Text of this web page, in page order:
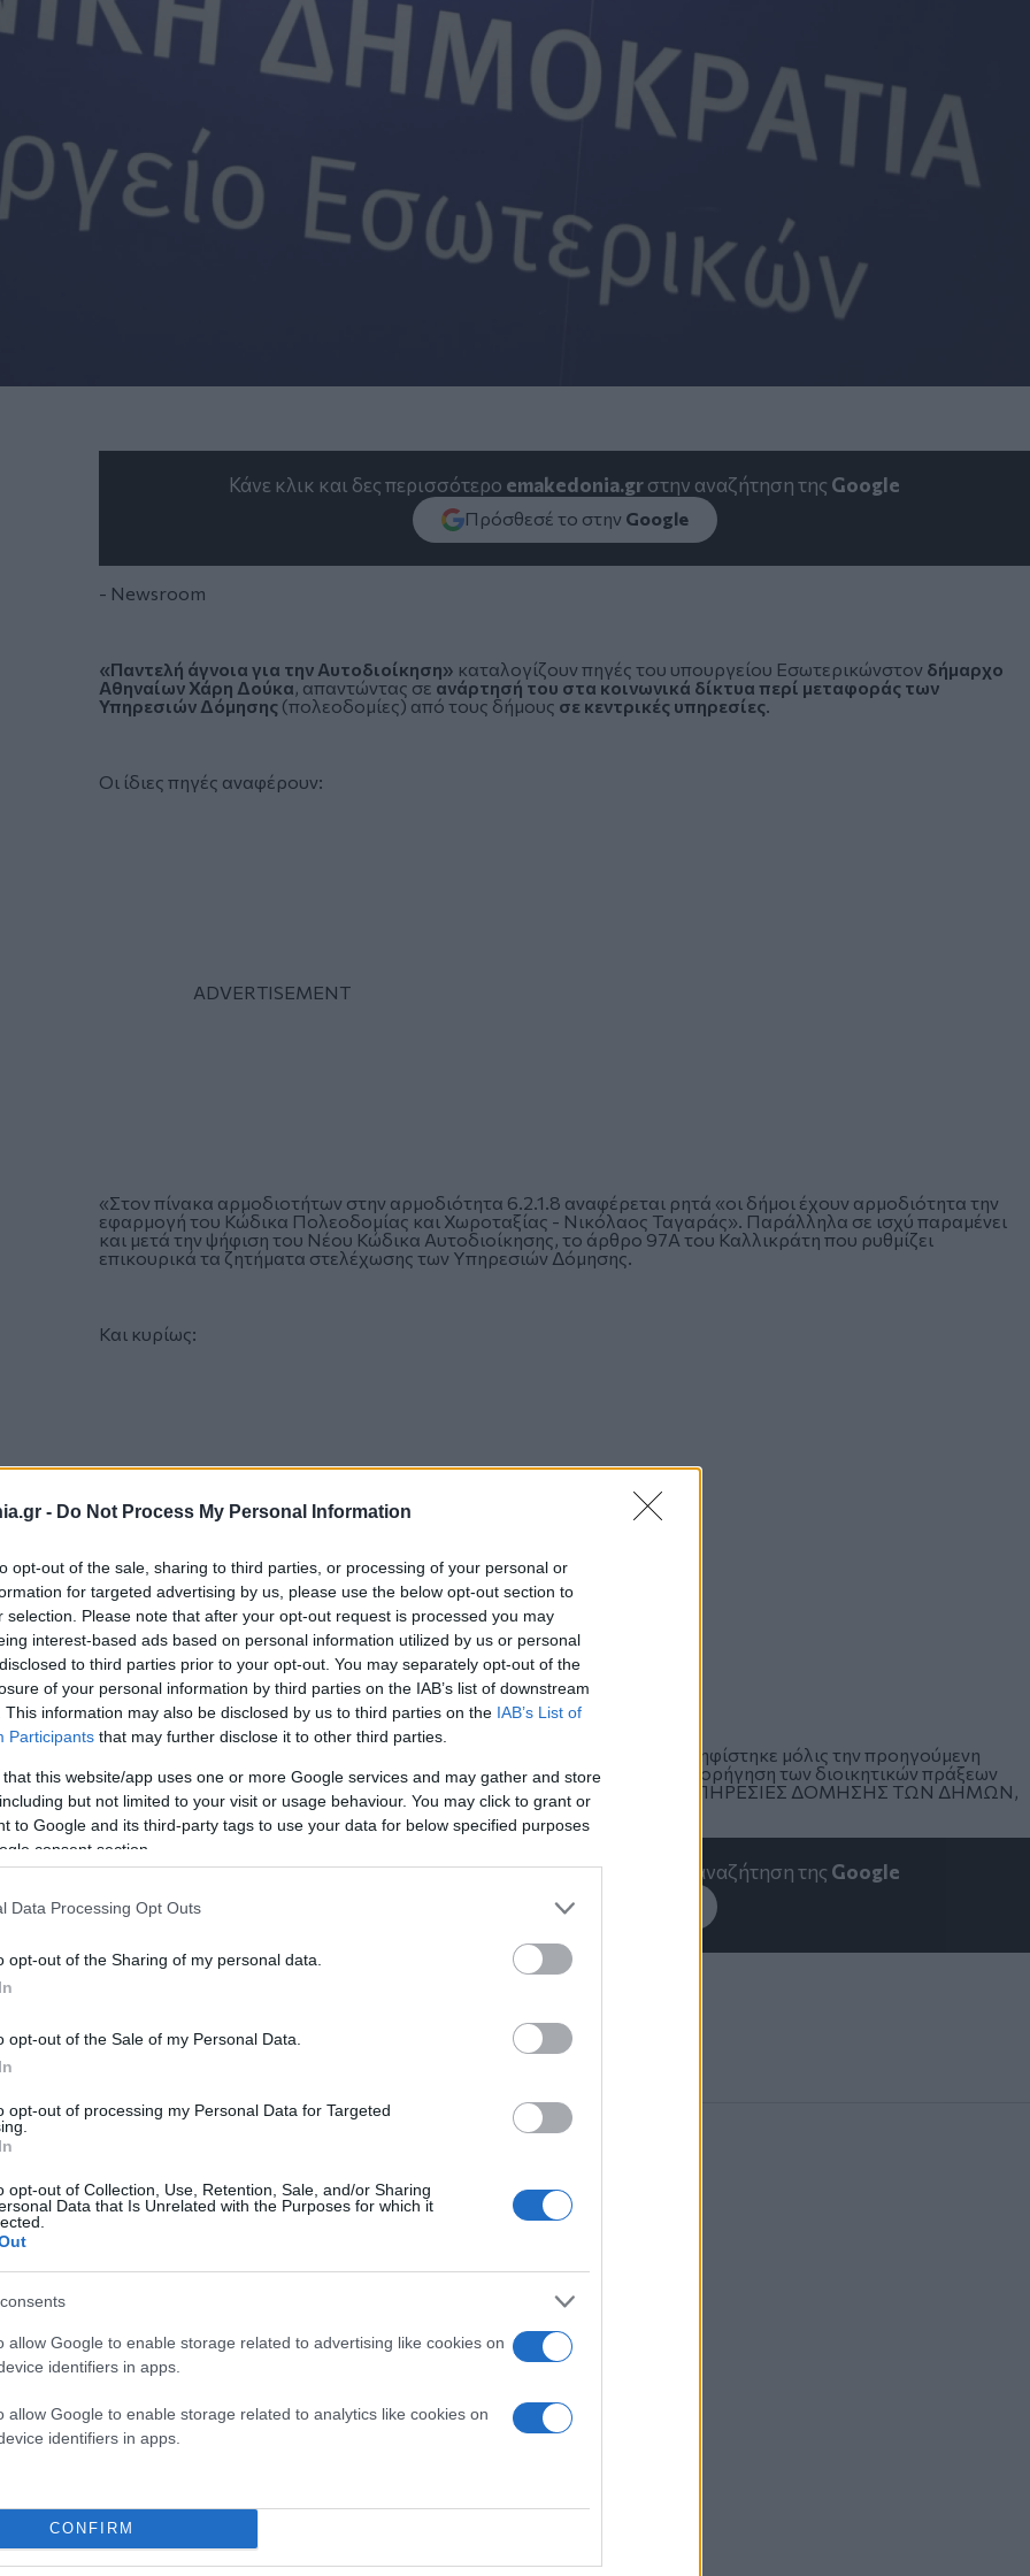
- Do Not Process My Personal Information
opt-out of the sale, sharing to third parties, or processing of your personal or
for targeted advertising by us, please use the below opt-out section to
selection. Please note that after your opt-out request is processed you may
interest-based ads based on personal information utilized by us or personal
to third parties prior to your opt-out. You may separately opt-out of the
of your personal information by third parties on the IAB’s list of downstream
This information may also be disclosed by us to third parties on the IAB’s List of
Participants that may further disclose it to other third parties.
that this website/app uses one or more Google services and may gather and store
but not limited to your visit or usage behaviour. You may click to grant or
to Google and its third-party tags to use your data for below specified purposes
consent section.
Data Processing Opt Outs
opt-out of the Sharing of my personal data.
opt-out of the Sale of my Personal Data.
opt-out of processing my Personal Data for Targeted
opt-out of Collection, Use, Retention, Sale, and/or Sharing
Data that Is Unrelated with the Purposes for which it
allow Google to enable storage related to advertising like cookies on
identifiers in apps.
allow Google to enable storage related to analytics like cookies on
identifiers in apps.
CONFIRM
Κάνε κλικ και δες περισσότερο emakedonia.grστην αναζήτηση της Google
Πρόσθεσέ το στην Google
- Newsroom
«Παντελή άγνοια για την Αυτοδιοίκηση» καταλογίζουν πηγές του υπουργείου Εσωτερικώνστον δήμαρχο
Αθηναίων Χάρη Δούκα , απαντώντας σε ανάρτησή του στα κοινωνικά δίκτυα περί μεταφοράς των
Υπηρεσιών Δόμησης (πολεοδομίες) από τους δήμους σε κεντρικές υπηρεσίες
Οι ίδιες πηγές αναφέρουν:
«Στον πίνακα αρμοδιοτήτων στην αρμοδιότητα 6.2.1.8 αναφέρεται ρητά «οι δήμοι έχουν αρμοδιότητα την
εφαρμογή του Κώδικα Πολεοδομίας και Χωροταξίας - Νικόλαος Ταγαράς». Παράλληλα σε ισχύ παραμένει
και μετά την ψήφιση του Νέου Κώδικα Αυτοδιοίκησης, το άρθρο 97Α του Καλλικράτη που ρυθμίζει
επικουρικά τα ζητήματα στελέχωσης των Υπηρεσιών Δόμησης.
Και κυρίως:
Στον Κώδικα Πολεοδομίας - Χωροταξίας ( νόμος 5306/26), ο οποίος ψηφίστηκε μόλις την προηγούμενη
εβδομάδα στο άρθρο 317 αναφέρεται ρητά «Αρμόδια όργανα για την χορήγηση των διοικητικών πράξεων
που σχετίζονται με την εκτέλεση των οικοδομικών εργασιών είναι οι ΥΠΗΡΕΣΙΕΣ ΔΟΜΗΣΗΣ ΤΩΝ ΔΗΜΩΝ,
εκτός αν ορίζεται ρητή από τις οικείες διατάξεις».
Κάνε κλικ και δες περισσότεροemakedonia.gr στην αναζήτηση της Google
Πρόσθεσέ το στην
Χάρης Δούκας